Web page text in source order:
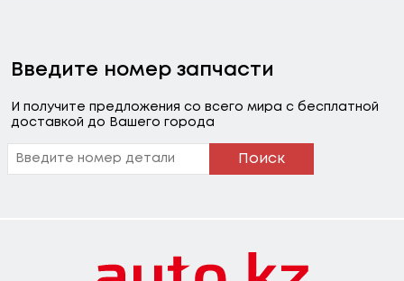
Введите номер запчасти
И получите предложения со всего мира с бесплатной
доставкой до Вашего города
Поиск